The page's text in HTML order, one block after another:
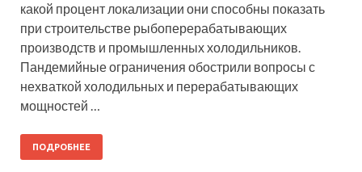
какой процент локализации они способны показать
при строительстве рыбоперерабатывающих
производств и промышленных холодильников.
Пандемийные ограничения обострили вопросы с
нехваткой холодильных и перерабатывающих
мощностей …
ПОДРОБНЕЕ